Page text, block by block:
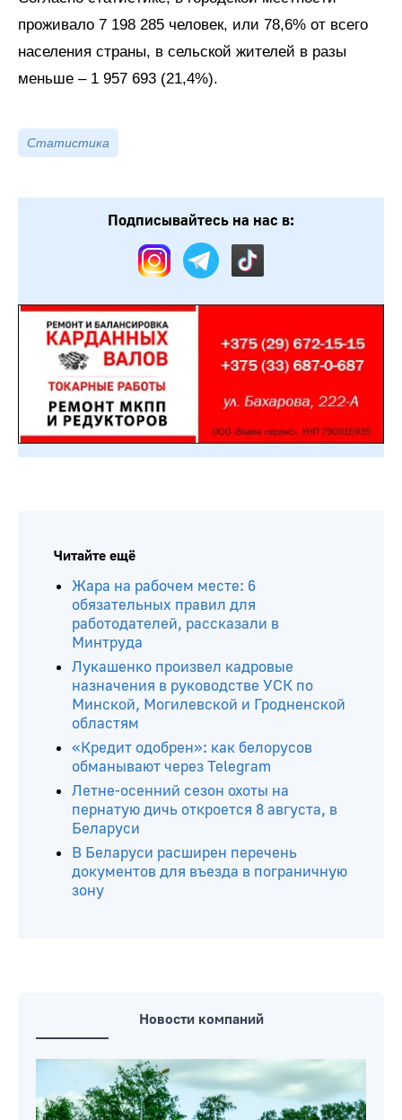
проживало 7 198 285 человек, или 78,6% от всего
населения страны, в сельской жителей в разы
меньше – 1 957 693 (21,4%).
Статистика
Подписывайтесь на нас в:
Читайте ещё
Жара на рабочем месте: 6
обязательных правил для
работодателей, рассказали в
Минтруда
Лукашенко произвел кадровые
назначения в руководстве УСК по
Минской, Могилевской и Гродненской
областям
«Кредит одобрен»: как белорусов
обманывают через Telegram
Летне-осенний сезон охоты на
пернатую дичь откроется 8 августа, в
Беларуси
В Беларуси расширен перечень
документов для въезда в пограничную
зону
Новости компаний